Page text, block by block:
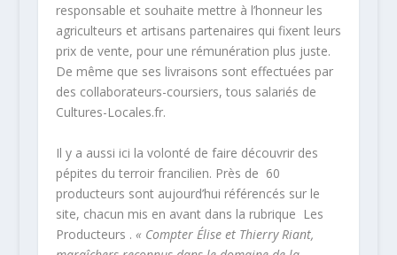
responsable et souhaite mettre à l’honneur les
agriculteurs et artisans partenaires qui fixent leurs
prix de vente, pour une rémunération plus juste.
De même que ses livraisons sont effectuées par
des collaborateurs-coursiers, tous salariés de
Cultures-Locales.fr.
Il y a aussi ici la volonté de faire découvrir des
pépites du terroir francilien. Près de 60
producteurs sont aujourd’hui référencés sur le
site, chacun mis en avant dans la rubrique Les
Producteurs . « Compter Élise et Thierry Riant,